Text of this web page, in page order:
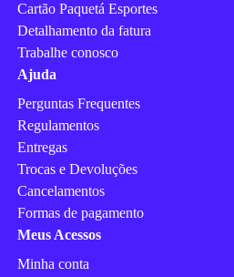
Cartão Paquetá Esportes
Detalhamento da fatura
Trabalhe conosco
Ajuda
Perguntas Frequentes
Regulamentos
Entregas
Trocas e Devoluções
Cancelamentos
Formas de pagamento
Meus Acessos
Minha conta